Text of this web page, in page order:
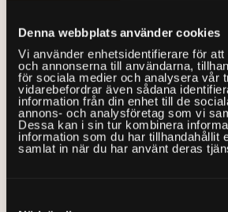
Denna webbplats använder cookies
Vi använder enhetsidentifierare för
och annonserna till användarna,
för sociala medier och analysera vår
vidarebefordrar även sådana
information från din enhet till de
annons- och analysföretag som vi
Dessa kan i sin tur kombinera
information som du har tillhandahållit
samlat in när du har använt deras